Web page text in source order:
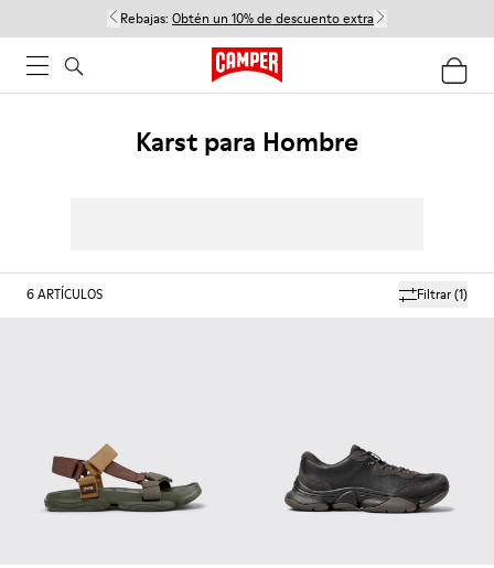
Rebajas: Obtén un 10% de descuento extra
Karst para Hombre
Filtrar(1)
6ARTÍCULOS